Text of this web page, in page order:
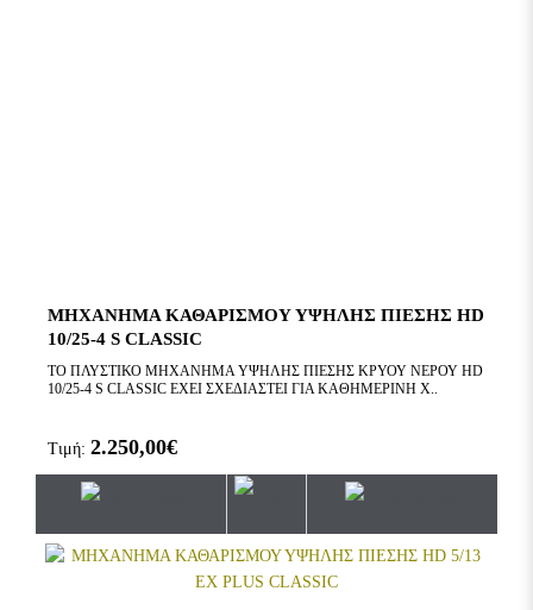
ΜΗΧΑΝΗΜΑ ΚΑΘΑΡΙΣΜΟΥ ΥΨΗΛΗΣ ΠΙΕΣΗΣ HD
10/25-4 S CLASSIC
ΤΟ ΠΛΥΣΤΙΚΟ ΜΗΧΑΝΗΜΑ ΥΨΗΛΗΣ ΠΙΕΣΗΣ ΚΡΥΟΥ ΝΕΡΟΥ HD
10/25-4 S CLASSIC ΕΧΕΙ ΣΧΕΔΙΑΣΤΕΙ ΓΙΑ ΚΑΘΗΜΕΡΙΝΗ Χ..
Τιμή: 2.250,00€